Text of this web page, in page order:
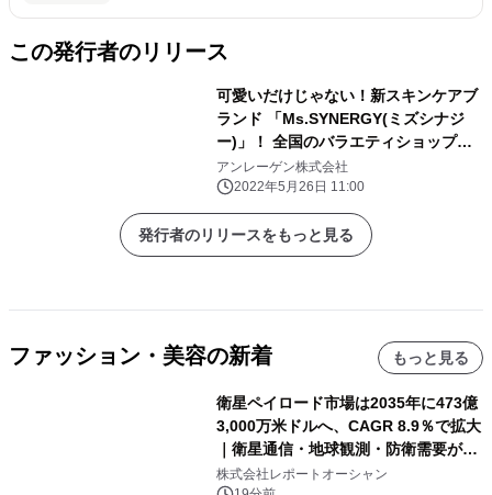
この発行者のリリース
可愛いだけじゃない！新スキンケアブ
ランド 「Ms.SYNERGY(ミズシナジ
ー)」！ 全国のバラエティショップ、
ドラッグストアで5月27日から発売開
始！
アンレーゲン株式会社
2022年5月26日 11:00
発行者のリリースをもっと見る
ファッション・美容の新着 もっと見る
衛星ペイロード市場は2035年に473億
3,000万米ドルへ、CAGR 8.9％で拡大
｜衛星通信・地球観測・防衛需要が牽
引する次世代宇宙産業の成長戦略
株式会社レポートオーシャン